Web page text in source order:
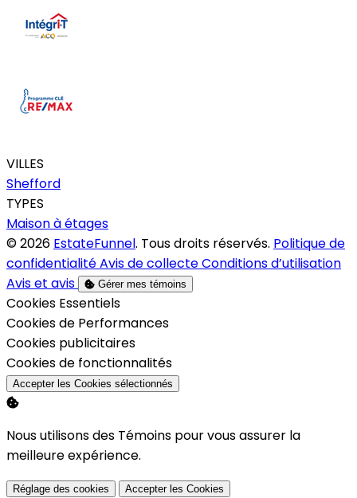
VILLES
Shefford
TYPES
Maison à étages
© 2026 EstateFunnel. Tous droits réservés. Politique de
confidentialitéAvis de collecteConditions d’utilisation
Avis et avis
Gérer mes témoins
Activer
Cookies Essentiels
Activer
Cookies de Performances
Activer
Cookies publicitaires
Activer
Cookies de fonctionnalités
Accepter les Cookies sélectionnés
Nous utilisons des Témoins pour vous assurer la
meilleure expérience.
Réglage des cookies Accepter les Cookies